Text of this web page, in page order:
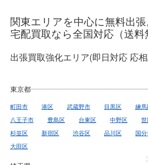
関東エリアを中心に無料出張
宅配買取なら全国対応（送料
出張買取強化エリア(即日対応 応
東京都
町田市 港区 武蔵野市 目黒区 練
八王子市
豊島区 台東区 中野区
杉並区
新宿区 渋谷区 品川区 国
大田区